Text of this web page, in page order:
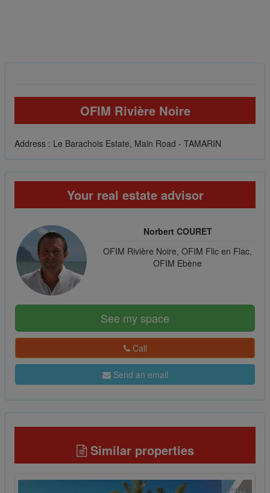
OFIM Rivière Noire
Address : Le Barachois Estate, Main Road - TAMARIN
Your real estate advisor
Norbert COURET
OFIM Rivière Noire, OFIM Flic en Flac,
OFIM Ebène
See my space
Call
Send an email
Similar properties